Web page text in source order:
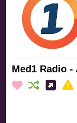
Med1 Radio